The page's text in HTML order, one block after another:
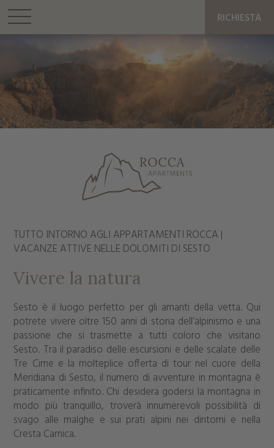
RICHIESTA
TUTTO INTORNO AGLI APPARTAMENTI ROCCA |
VACANZE ATTIVE NELLE DOLOMITI DI SESTO
Vivere la natura
Sesto è il luogo perfetto per gli amanti della vetta. Qui
potrete vivere oltre 150 anni di storia dell’alpinismo e una
passione che si trasmette a tutti coloro che visitano
Sesto. Tra il paradiso delle escursioni e delle scalate delle
Tre Cime e la molteplice offerta di tour nel cuore della
Meridiana di Sesto, il numero di avventure in montagna è
praticamente infinito. Chi desidera godersi la montagna in
modo più tranquillo, troverà innumerevoli possibilità di
svago alle malghe e sui prati alpini nei dintorni e nella
Cresta Carnica.